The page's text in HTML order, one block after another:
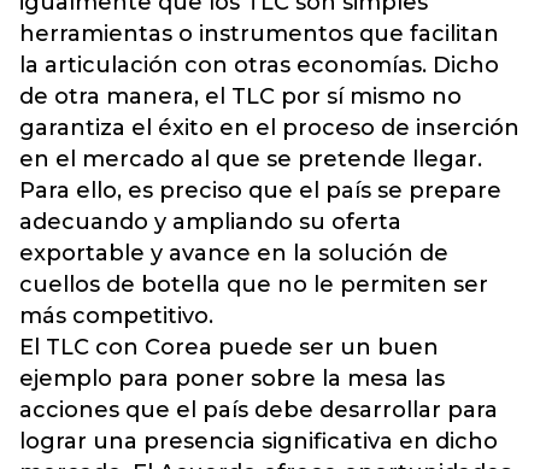
herramientas o instrumentos que facilitan
la articulación con otras economías. Dicho
de otra manera, el TLC por sí mismo no
garantiza el éxito en el proceso de inserción
en el mercado al que se pretende llegar.
Para ello, es preciso que el país se prepare
adecuando y ampliando su oferta
exportable y avance en la solución de
cuellos de botella que no le permiten ser
más competitivo.
El TLC con Corea puede ser un buen
ejemplo para poner sobre la mesa las
acciones que el país debe desarrollar para
lograr una presencia significativa en dicho